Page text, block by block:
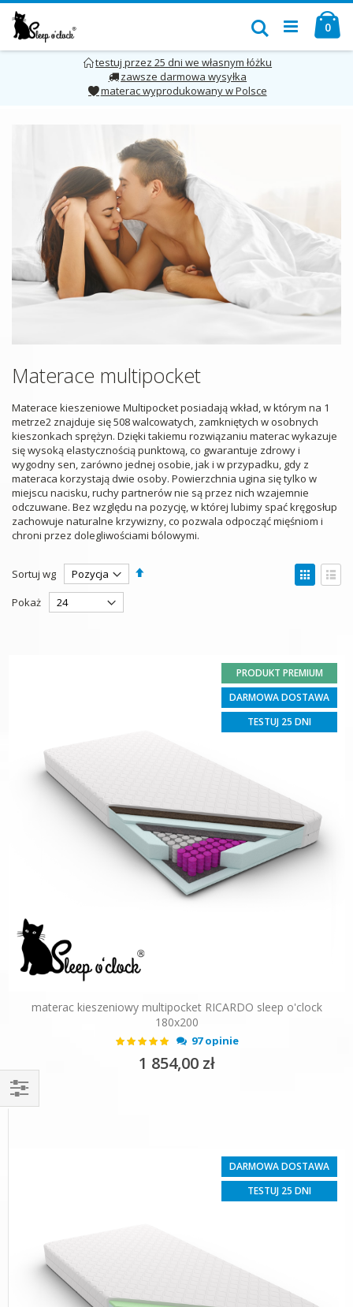
testuj przez 25 dni we własnym łóżku
zawsze darmowa wysyłka
materac wyprodukowany w Polsce
Przejdź
do
treści
0
Szukaj
Materace multipocket
Materace kieszeniowe Multipocket posiadają wkład, w którym na 1
metrze2 znajduje się 508 walcowatych, zamkniętych w osobnych
kieszonkach sprężyn. Dzięki takiemu rozwiązaniu materac wykazuje
się wysoką elastycznością punktową, co gwarantuje zdrowy i
wygodny sen, zarówno jednej osobie, jak i w przypadku, gdy z
materaca korzystają dwie osoby. Powierzchnia ugina się tylko w
miejscu nacisku, ruchy partnerów nie są przez nich wzajemnie
odczuwane. Bez względu na pozycję, w której lubimy spać kręgosłup
zachowuje naturalne krzywizny, co pozwala odpocząć mięśniom i
chroni przez dolegliwościami bólowymi.
Sortuj wg
Ustaw
jako
Pokaż
PRODUKT PREMIUM
DARMOWA DOSTAWA
TESTUJ 25 DNI
materac kieszeniowy multipocket RICARDO sleep o'clock
180x200
Ocena: 97 opinie
1 854,00 zł
DARMOWA DOSTAWA
TESTUJ 25 DNI
Filtruj